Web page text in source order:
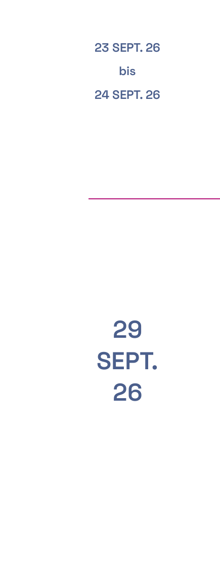
23 SEPT. 26
bis
24 SEPT. 26
29
SEPT.
26